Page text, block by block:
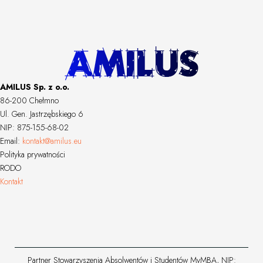
AMILUS Sp. z o.o.
86-200 Chełmno
Ul. Gen. Jastrzębskiego 6
NIP: 875-155-68-02
Email: kontakt@amilus.eu
Polityka prywatności
RODO
Kontakt
Partner Stowarzyszenia Absolwentów i Studentów MyMBA, NIP: